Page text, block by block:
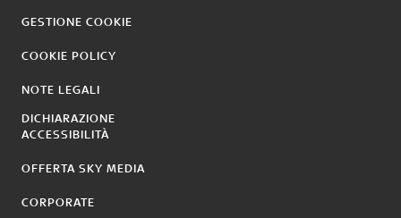
GESTIONE COOKIE
COOKIE POLICY
NOTE LEGALI
DICHIARAZIONE
ACCESSIBILITÀ
OFFERTA SKY MEDIA
CORPORATE